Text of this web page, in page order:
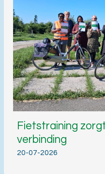
Fietstraining
verbinding
20-07-2026